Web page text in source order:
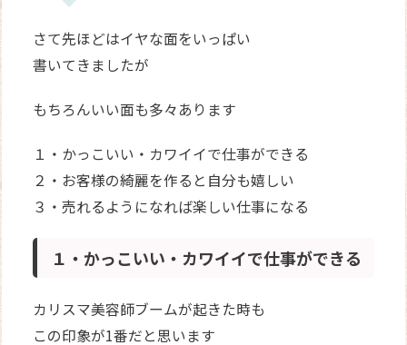
さて先ほどはイヤな面をいっぱい
書いてきましたが
もちろんいい面も多々あります
１・かっこいい・カワイイで仕事ができる
２・お客様の綺麗を作ると自分も嬉しい
３・売れるようになれば楽しい仕事になる
１・かっこいい・カワイイで仕事ができる
カリスマ美容師ブームが起きた時も
この印象が1番だと思います